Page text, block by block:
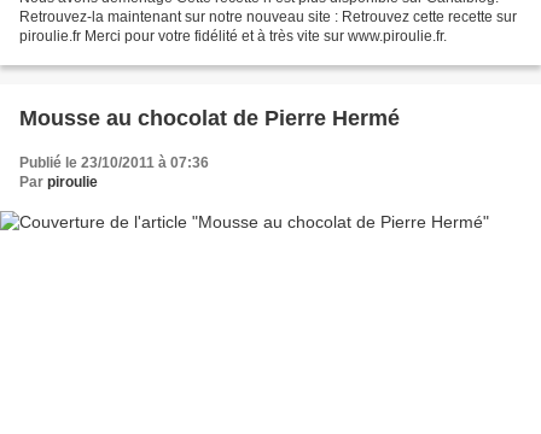
Retrouvez-la maintenant sur notre nouveau site : Retrouvez cette recette sur
piroulie.fr Merci pour votre fidélité et à très vite sur www.piroulie.fr.
Mousse au chocolat de Pierre Hermé
Publié le 23/10/2011 à 07:36
Par piroulie